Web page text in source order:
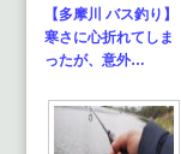
【多摩川 バス釣り】
寒さに心折れてしま
ったが、意外…